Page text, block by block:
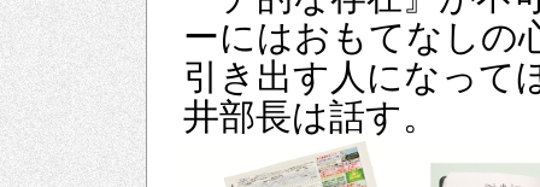
ーにはおもてなしの
引き出す人になって
井部長は話す。